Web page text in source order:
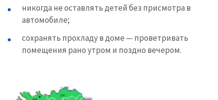
никогда не оставлять детей без присмотра в
автомобиле;
сохранять прохладу в доме — проветривать
помещения рано утром и поздно вечером.